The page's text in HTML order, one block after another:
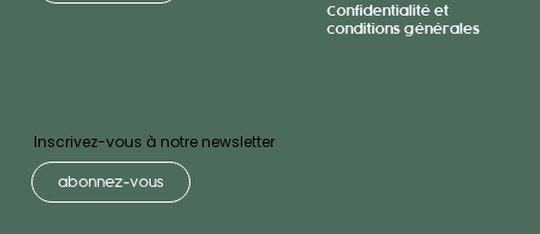
Inscrivez-vous à notre newsletter
abonnez-vous
Confidentialité et
conditions générales